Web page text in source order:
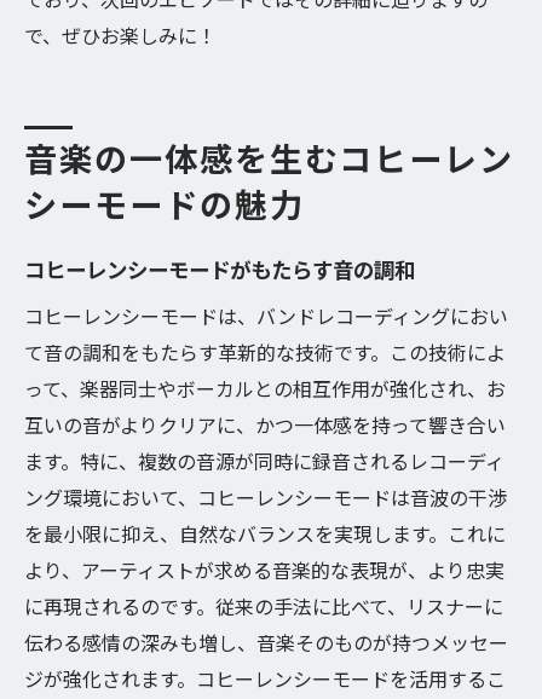
で、ぜひお楽しみに！
音楽の一体感を生むコヒーレン
シーモードの魅力
コヒーレンシーモードがもたらす音の調和
コヒーレンシーモードは、バンドレコーディングにおい
て音の調和をもたらす革新的な技術です。この技術によ
って、楽器同士やボーカルとの相互作用が強化され、お
互いの音がよりクリアに、かつ一体感を持って響き合い
ます。特に、複数の音源が同時に録音されるレコーディ
ング環境において、コヒーレンシーモードは音波の干渉
を最小限に抑え、自然なバランスを実現します。これに
より、アーティストが求める音楽的な表現が、より忠実
に再現されるのです。従来の手法に比べて、リスナーに
伝わる感情の深みも増し、音楽そのものが持つメッセー
ジが強化されます。コヒーレンシーモードを活用するこ